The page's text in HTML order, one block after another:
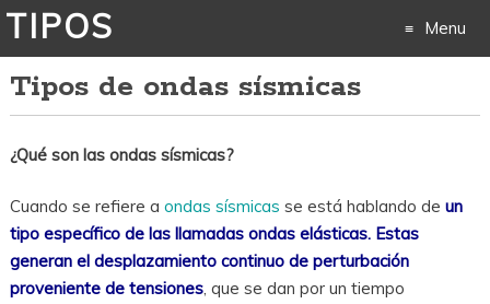
TIPOS Menu
Tipos de ondas sísmicas
¿Qué son las ondas sísmicas?
Cuando se refiere a ondas sísmicas se está hablando de un
tipo específico de las llamadas ondas elásticas. Estas
generan el desplazamiento continuo de perturbación
proveniente de tensiones, que se dan por un tiempo